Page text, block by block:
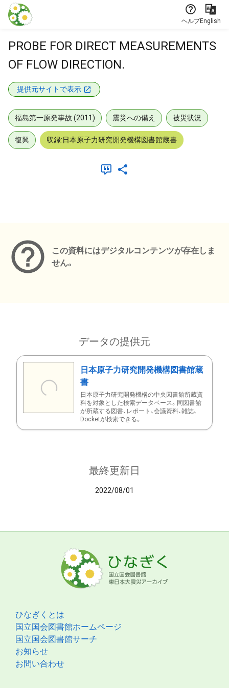
本文に飛ぶ
ヘルプEnglish
PROBE FOR DIRECT MEASUREMENTS
OF FLOW DIRECTION.
提供元サイトで表示
福島第一原発事故 (2011) 震災への備え 被災状況
復興 収録:日本原子力研究開発機構図書館蔵書
この資料にはデジタルコンテンツが存在しま
せん。
データの提供元
日本原子力研究開発機構図書館蔵
書
日本原子力研究開発機構の中央図書館所蔵資
料を対象とした検索データベース。同図書館
が所蔵する図書、レポート、会議資料、雑誌、
Docketが検索できる。
最終更新日
2022/08/01
ひなぎくとは
国立国会図書館ホームページ
国立国会図書館サーチ
お知らせ
お問い合わせ